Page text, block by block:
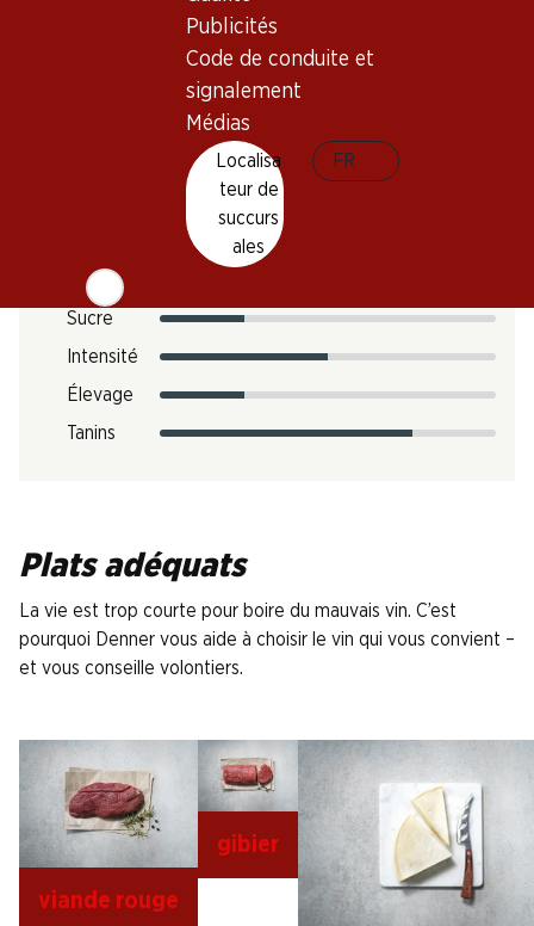
Publicités
Code de conduite et
signalement
Médias
Localisa
teur de
succurs
ales
FR
Acidité
Sucre
Intensité
Élevage
Tanins
Plats adéquats
La vie est trop courte pour boire du mauvais vin. C’est
pourquoi Denner vous aide à choisir le vin qui vous convient –
et vous conseille volontiers.
viande rouge
gibier